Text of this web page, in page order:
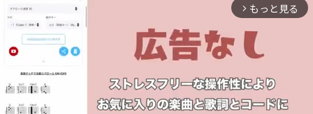
arrow_forward_ios もっと見る